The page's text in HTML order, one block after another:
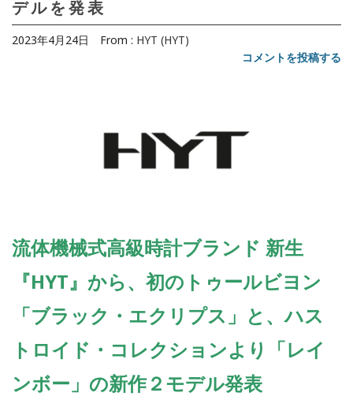
デルを発表
2023年4月24日 From : HYT (HYT)
コメントを投稿する
流体機械式高級時計ブランド 新生
『HYT』から、初のトゥールビヨン
「ブラック・エクリプス」と、ハス
トロイド・コレクションより「レイ
ンボー」の新作２モデル発表